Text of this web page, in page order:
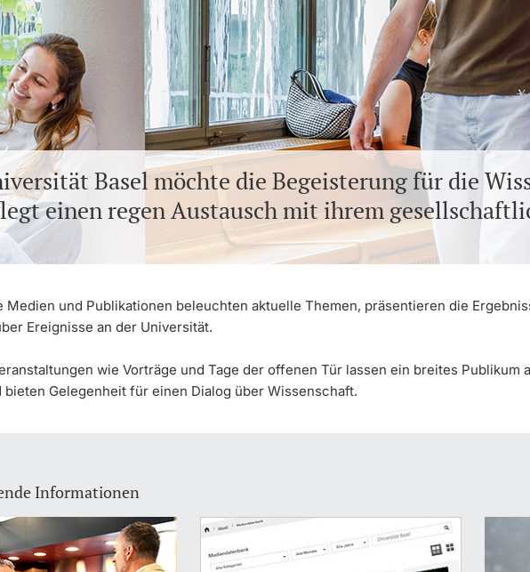
Basel möchte die Begeisterung für die
einen regen Austausch mit ihrem
Medien und Publikationen beleuchten aktuelle Themen, präsentieren die
Ereignisse an der Universität.
wie Vorträge und Tage der offenen Tür lassen ein breites Publikum
bieten Gelegenheit für einen Dialog über Wissenschaft.
Informationen